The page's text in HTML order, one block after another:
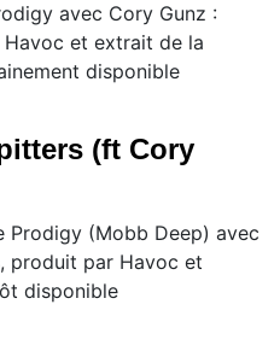
avec Cory Gunz :
et extrait de la
disponible
(ft Cory
Prodigy (Mobb Deep) avec
produit par Havoc et
disponible